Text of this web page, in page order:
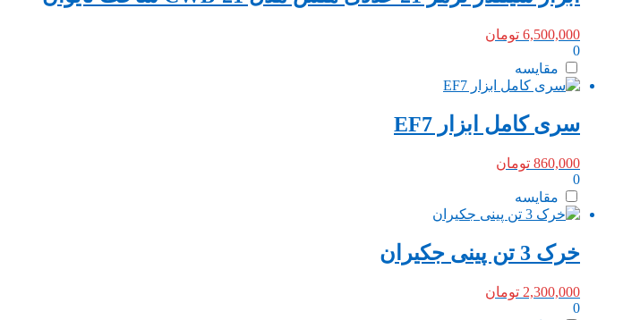
6,500,000 تومان
0
مقایسه
سری کامل ابزار EF7
860,000 تومان
0
مقایسه
خرک 3 تن پینی جکیران
2,300,000 تومان
0